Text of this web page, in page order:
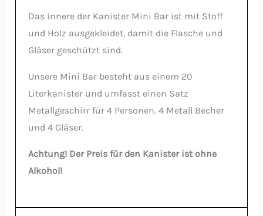
Das innere der Kanister Mini Bar ist mit Stoff
und Holz ausgekleidet, damit die Flasche und
Gläser geschützt sind.
Unsere Mini Bar besteht aus einem 20
Literkanister und umfasst einen Satz
Metallgeschirr für 4 Personen. 4 Metall Becher
und 4 Gläser.
Achtung! Der Preis für den Kanister ist ohne
Alkohol!